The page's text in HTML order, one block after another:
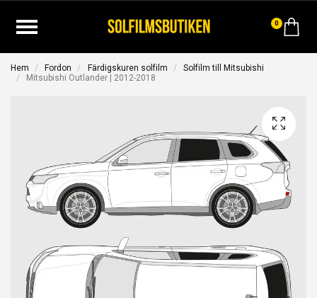
0
Hem Fordon Färdigskuren solfilm
Solfilm till Mitsubishi
Mitsubishi Outlander | 2012-2018